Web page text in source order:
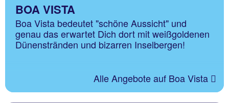
BOA VISTA
Boa Vista bedeutet "schöne Aussicht" und
genau das erwartet Dich dort mit weißgoldenen
Dünenstränden und bizarren Inselbergen!
Alle Angebote auf Boa Vista